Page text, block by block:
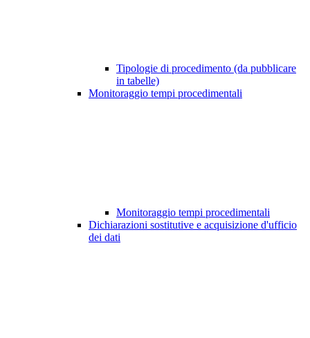
Tipologie di procedimento (da pubblicare
in tabelle)
Monitoraggio tempi procedimentali
Monitoraggio tempi procedimentali
Dichiarazioni sostitutive e acquisizione d'ufficio
dei dati